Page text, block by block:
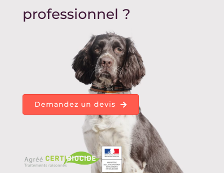
professionnel ?
Demandez un devis